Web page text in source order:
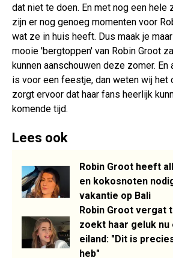
dat niet te doen. En met nog een hele
zijn er nog genoeg momenten voor
wat ze in huis heeft. Dus maak je
mooie 'bergtoppen' van Robin Groot
kunnen aanschouwen deze zomer.
is voor een feestje, dan weten wij het
zorgt ervoor dat haar fans heerlijk
komende tijd.
Lees ook
Robin Groot heeft
en kokosnoten
vakantie op Bali
Robin Groot vergat
zoekt haar geluk nu
eiland: "Dit is
heb"